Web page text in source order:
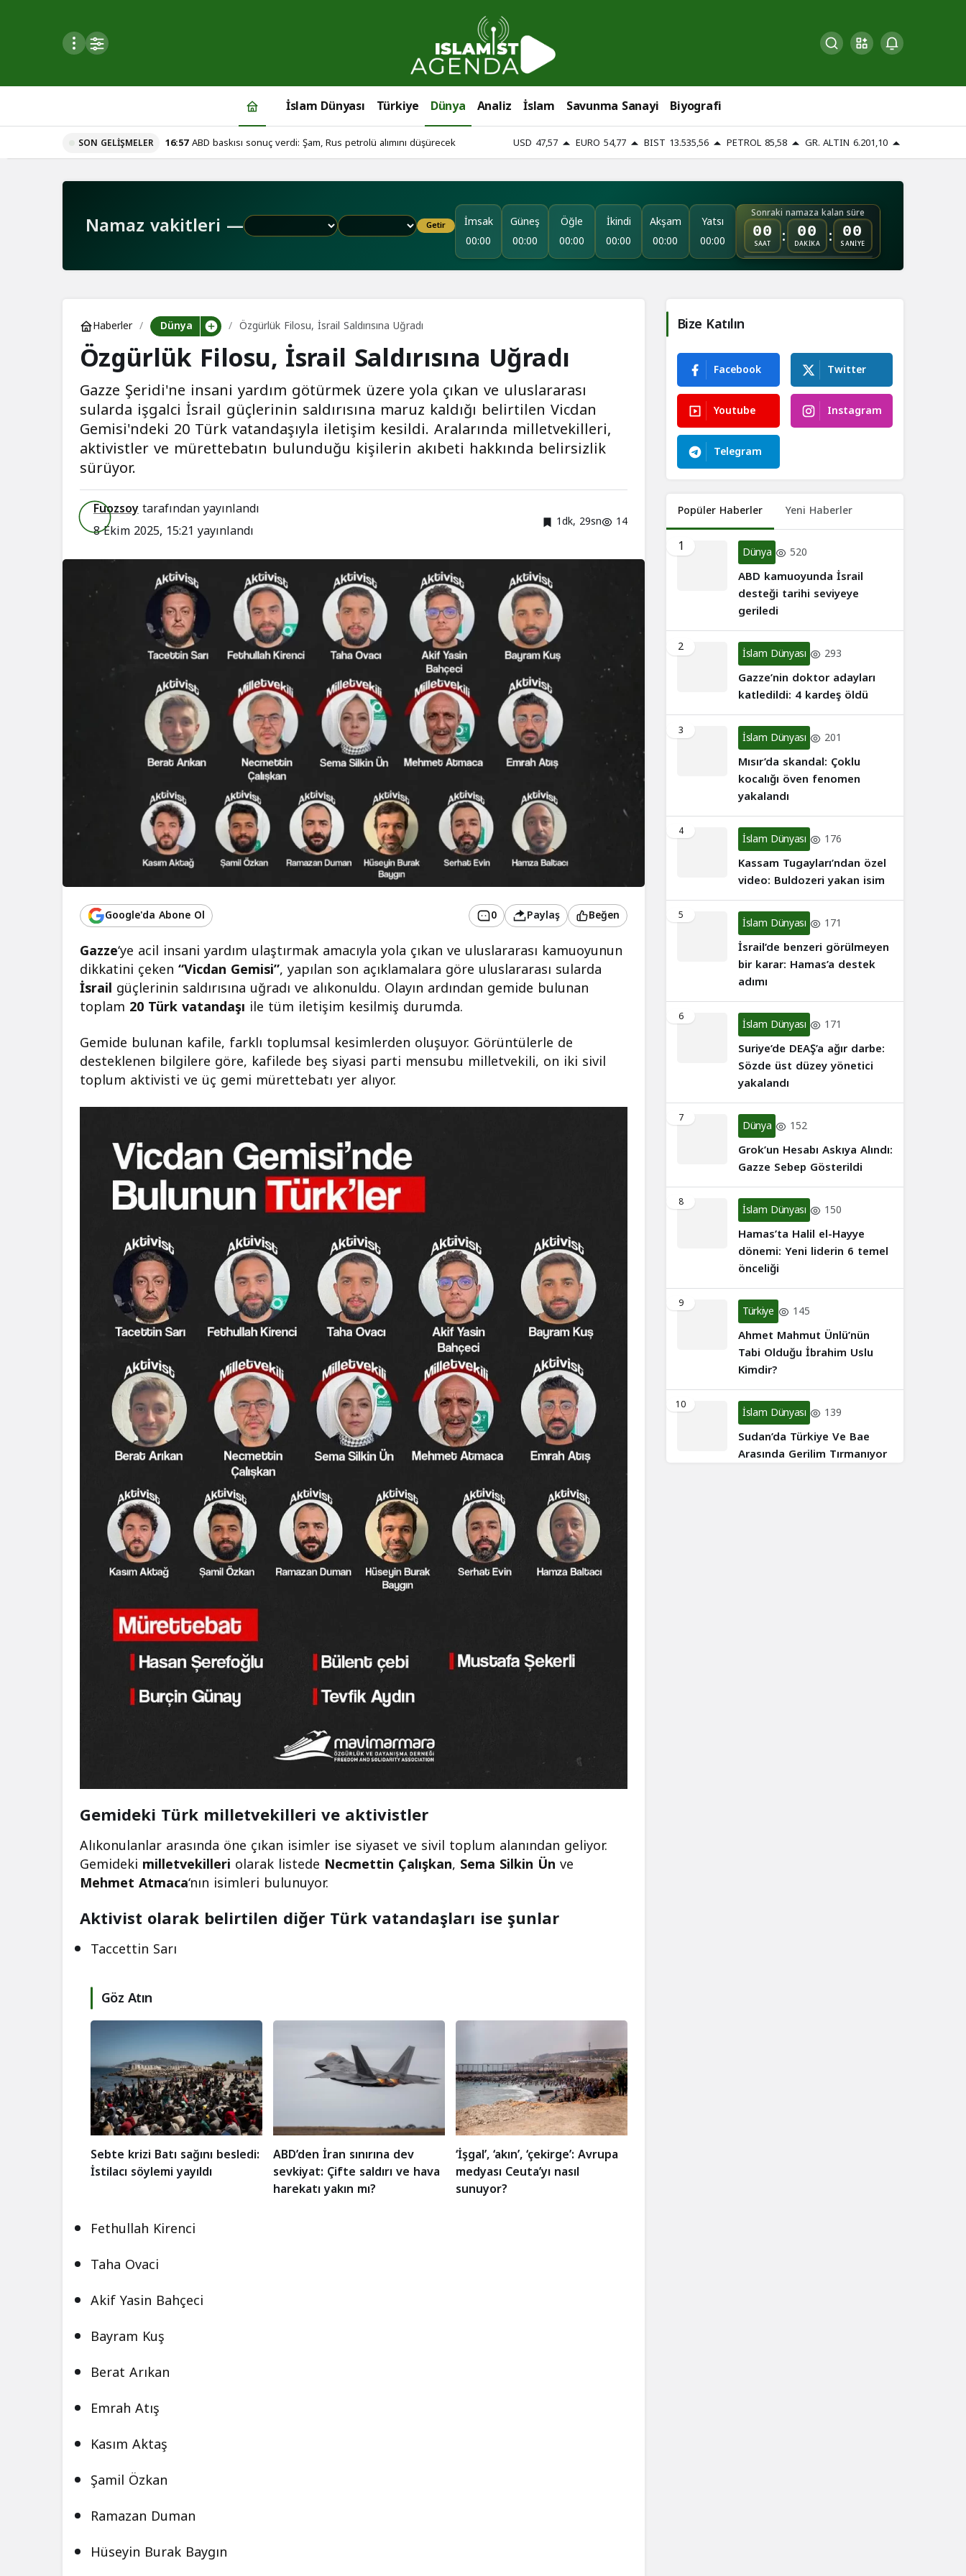
Mod
İslam Dünyası Türkiye Dünya Analiz İslam Savunma Sanayi Biyografi
SON GELIŞMELER 16:57 ABD baskısı sonuç verdi: Şam, Rus petrolü alımını düşürecek USD 47,57 EURO 54,77 BIST 13.535,56 PETROL 85,58 GR. ALTIN 6.201,10
Namaz vakitleri — Getir
İmsak
00:00
Güneş
00:00
Öğle
00:00
İkindi
00:00
Akşam
00:00
Yatsı
00:00
Sonraki namaza kalan süre
00
SAAT : 00
DAKİKA : 00
SANİYE
Haberler Dünya Özgürlük Filosu, İsrail Saldırısına Uğradı
Özgürlük Filosu, İsrail Saldırısına Uğradı
Gazze Şeridi'ne insani yardım götürmek üzere yola çıkan ve uluslararası
sularda işgalci İsrail güçlerinin saldırısına maruz kaldığı belirtilen Vicdan
Gemisi'ndeki 20 Türk vatandaşıyla iletişim kesildi. Aralarında milletvekilleri,
aktivistler ve mürettebatın bulunduğu kişilerin akıbeti hakkında belirsizlik
sürüyor.
Fuozsoytarafından yayınlandı
8 Ekim 2025, 15:21 yayınlandı 1dk, 29sn 14
Google'da Abone Ol 0 Paylaş Beğen
Gazze‘ye acil insani yardım ulaştırmak amacıyla yola çıkan ve uluslararası kamuoyunun
dikkatini çeken“Vicdan Gemisi”, yapılan son açıklamalara göre uluslararası sularda
İsrail güçlerinin saldırısına uğradı ve alıkonuldu. Olayın ardından gemide bulunan
toplam 20 Türk vatandaşı ile tüm iletişim kesilmiş durumda.
Gemide bulunan kafile, farklı toplumsal kesimlerden oluşuyor. Görüntülerle de
desteklenen bilgilere göre, kafilede beş siyasi parti mensubu milletvekili, on iki sivil
toplum aktivisti ve üç gemi mürettebatı yer alıyor.
Gemideki Türk milletvekilleri ve aktivistler
Alıkonulanlar arasında öne çıkan isimler ise siyaset ve sivil toplum alanından geliyor.
Gemideki milletvekilleri olarak listede Necmettin Çalışkan, Sema Silkin Ün ve
Mehmet Atmaca‘nın isimleri bulunuyor.
Aktivist olarak belirtilen diğer Türk vatandaşları ise şunlar
Taccettin Sarı
Göz Atın
Sebte krizi Batı sağını besledi:
İstilacı söylemi yayıldı
ABD’den İran sınırına dev
sevkiyat: Çifte saldırı ve hava
harekatı yakın mı?
‘İşgal’, ‘akın’, ‘çekirge’: Avrupa
medyası Ceuta’yı nasıl
sunuyor?
Fethullah Kirenci
Taha Ovaci
Akif Yasin Bahçeci
Bayram Kuş
Berat Arıkan
Emrah Atış
Kasım Aktaş
Şamil Özkan
Ramazan Duman
Hüseyin Burak Baygın
Bize Katılın
Facebook Twitter
Youtube Instagram
Telegram
Popüler Haberler Yeni Haberler
1 Dünya 520
ABD kamuoyunda İsrail
desteği tarihi seviyeye
geriledi
2 İslam Dünyası 293
Gazze’nin doktor adayları
katledildi: 4 kardeş öldü
3 İslam Dünyası 201
Mısır’da skandal: Çoklu
kocalığı öven fenomen
yakalandı
4 İslam Dünyası 176
Kassam Tugayları’ndan özel
video: Buldozeri yakan isim
5 İslam Dünyası 171
İsrail’de benzeri görülmeyen
bir karar: Hamas’a destek
adımı
6 İslam Dünyası 171
Suriye’de DEAŞ’a ağır darbe:
Sözde üst düzey yönetici
yakalandı
7 Dünya 152
Grok’un Hesabı Askıya Alındı:
Gazze Sebep Gösterildi
8 İslam Dünyası 150
Hamas’ta Halil el-Hayye
dönemi: Yeni liderin 6 temel
önceliği
9 Türkiye 145
Ahmet Mahmut Ünlü’nün
Tabi Olduğu İbrahim Uslu
Kimdir?
10 İslam Dünyası 139
Sudan’da Türkiye Ve Bae
Arasında Gerilim Tırmanıyor